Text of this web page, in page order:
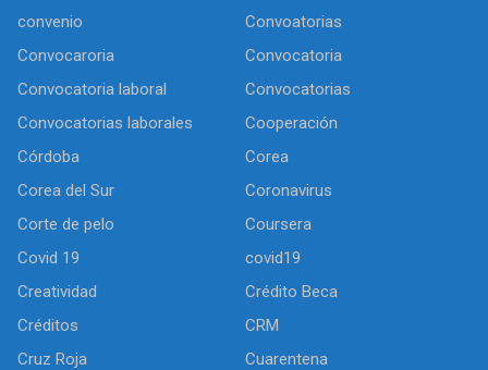
convenio
Convoatorias
Convocaroria
Convocatoria
Convocatoria laboral
Convocatorias
Convocatorias laborales
Cooperación
Córdoba
Corea
Corea del Sur
Coronavirus
Corte de pelo
Coursera
Covid 19
covid19
Creatividad
Crédito Beca
Créditos
CRM
Cruz Roja
Cuarentena